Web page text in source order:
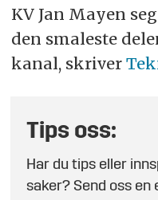
KV Jan Mayen
den smaleste
kanal, skriver
Tips oss:
Har du tips eller
saker? Send oss